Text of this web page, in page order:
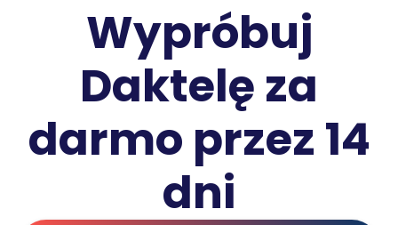
Wypróbuj
Daktelę za
darmo przez 14
dni